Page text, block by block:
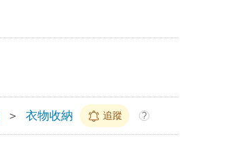
＞ 衣物收納 追蹤 ?